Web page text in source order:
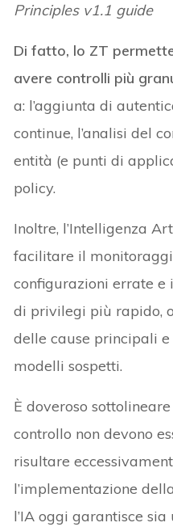
Principles v1.1 guide
Di fatto, lo ZT
avere controlli più
a: l’aggiunta di
continue, l’analisi del
entità (e punti di
policy.
Inoltre, l’Intelligenza
facilitare il
configurazioni errate e
di privilegi più rapido,
delle cause principali e
modelli sospetti.
È doveroso
controllo non devono
risultare
l’implementazione
l’IA oggi garantisce sia